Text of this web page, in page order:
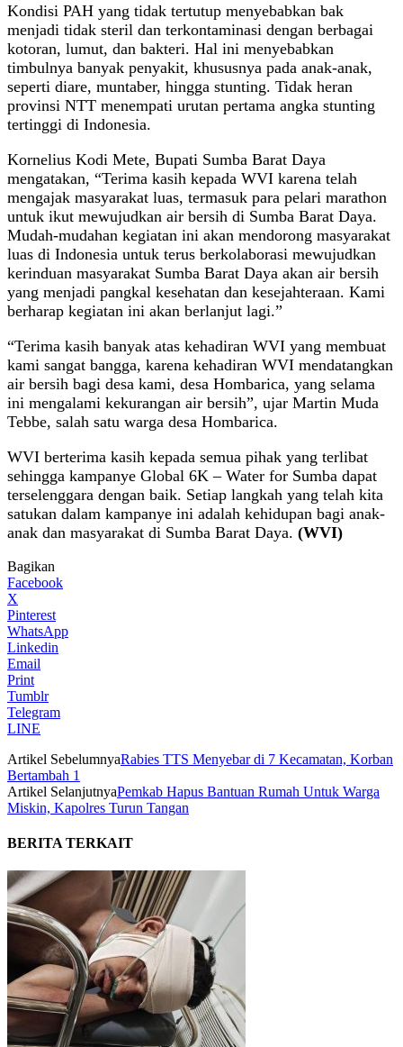
Kondisi PAH yang tidak tertutup menyebabkan bak
menjadi tidak steril dan terkontaminasi dengan berbagai
kotoran, lumut, dan bakteri. Hal ini menyebabkan
timbulnya banyak penyakit, khususnya pada anak-anak,
seperti diare, muntaber, hingga stunting. Tidak heran
provinsi NTT menempati urutan pertama angka stunting
tertinggi di Indonesia.
Kornelius Kodi Mete, Bupati Sumba Barat Daya
mengatakan, “Terima kasih kepada WVI karena telah
mengajak masyarakat luas, termasuk para pelari marathon
untuk ikut mewujudkan air bersih di Sumba Barat Daya.
Mudah-mudahan kegiatan ini akan mendorong masyarakat
luas di Indonesia untuk terus berkolaborasi mewujudkan
kerinduan masyarakat Sumba Barat Daya akan air bersih
yang menjadi pangkal kesehatan dan kesejahteraan. Kami
berharap kegiatan ini akan berlanjut lagi.”
“Terima kasih banyak atas kehadiran WVI yang membuat
kami sangat bangga, karena kehadiran WVI mendatangkan
air bersih bagi desa kami, desa Hombarica, yang selama
ini mengalami kekurangan air bersih”, ujar Martin Muda
Tebbe, salah satu warga desa Hombarica.
WVI berterima kasih kepada semua pihak yang terlibat
sehingga kampanye Global 6K – Water for Sumba dapat
terselenggara dengan baik. Setiap langkah yang telah kita
satukan dalam kampanye ini adalah kehidupan bagi anak-
anak dan masyarakat di Sumba Barat Daya. (WVI)
Bagikan
Facebook
X
Pinterest
WhatsApp
Linkedin
Email
Print
Tumblr
Telegram
LINE
Artikel SebelumnyaRabies TTS Menyebar di 7 Kecamatan, Korban
Bertambah 1
Artikel SelanjutnyaPemkab Hapus Bantuan Rumah Untuk Warga
Miskin, Kapolres Turun Tangan
BERITA TERKAIT